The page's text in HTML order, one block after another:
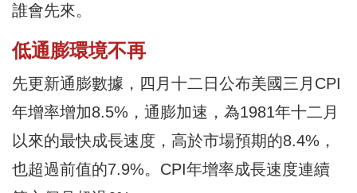
誰會先來。
低通膨環境不再
先更新通膨數據，四月十二日公布美國三月CPI
年增率增加8.5%，通膨加速，為1981年十二月
以來的最快成長速度，高於市場預期的8.4%，
也超過前值的7.9%。CPI年增率成長速度連續